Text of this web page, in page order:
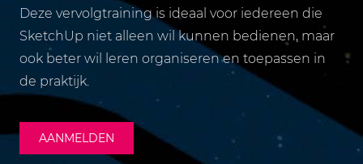
Deze vervolgtraining is ideaal voor iedereen die
SketchUp niet alleen wil kunnen bedienen, maar
ook beter wil leren organiseren en toepassen in
de praktijk.
AANMELDEN